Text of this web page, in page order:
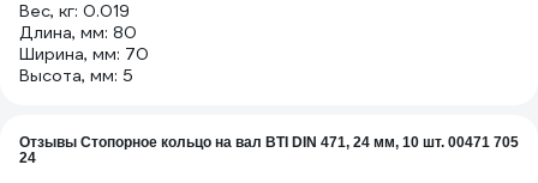
Вес, кг: 0.019
Длина, мм: 80
Ширина, мм: 70
Высота, мм: 5
Отзывы Стопорное кольцо на вал BTI DIN 471, 24 мм, 10 шт. 00471 705
24